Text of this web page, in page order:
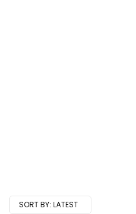
SORT BY: LATEST